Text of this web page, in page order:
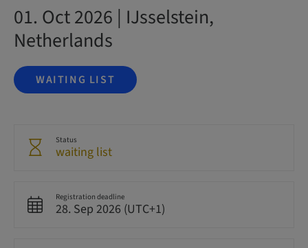
01. Oct 2026 | IJsselstein,
Netherlands
WAITING LIST
Status
waiting list
Registration deadline
28. Sep 2026 (UTC+1)